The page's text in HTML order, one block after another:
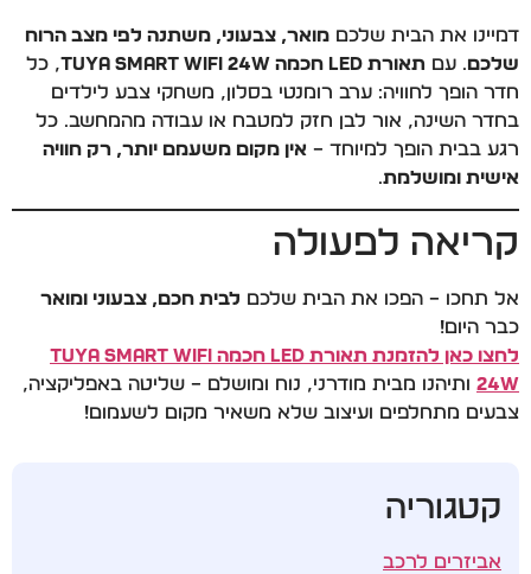
דמיינו את הבית שלכם מואר, צבעוני, משתנה לפי מצב הרוח
שלכם. עם תאורת LED חכמה Tuya Smart WiFi 24W
, כל
חדר הופך לחוויה: ערב רומנטי בסלון, משחקי צבע לילדים
בחדר השינה, אור לבן חזק למטבח או עבודה מהמחשב. כל
רגע בבית הופך למיוחד – אין מקום משעמם יותר, רק חוויה
אישית ומושלמת.
קריאה לפעולה
אל תחכו – הפכו את הבית שלכם לבית חכם, צבעוני ומואר
כבר היום!
לחצו כאן להזמנת תאורת LED חכמה Tuya Smart WiFi
24W ותיהנו מבית מודרני, נוח ומושלם – שליטה באפליקציה,
צבעים מתחלפים ועיצוב שלא משאיר מקום לשעמום!
קטגוריה
אביזרים לרכב